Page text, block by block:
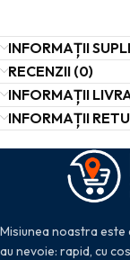
INFORMAȚII
RECENZII (0)
INFORMAȚII
INFORMAȚII
Misiunea noastra este
au nevoie: rapid, cu